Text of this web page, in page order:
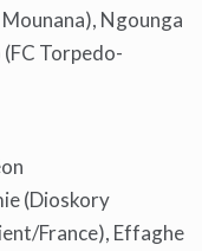
Ngounga
Torpedo-
(Dioskory
France), Effaghe